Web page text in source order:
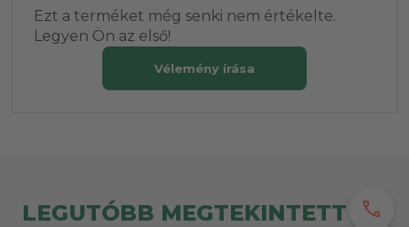
Ezt a terméket még senki nem értékelte.
Legyen Ön az első!
Vélemény írása
LEGUTÓBB MEGTEKINTETT call